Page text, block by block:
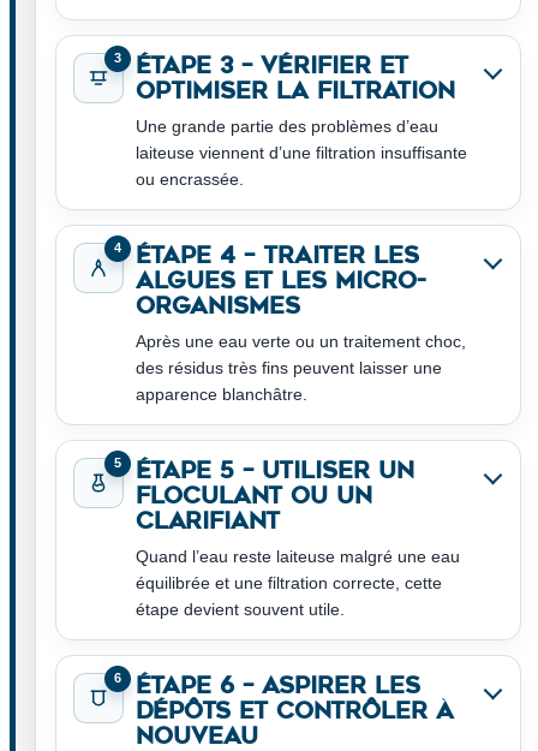
3
Étape 3 – Vérifier et
optimiser la filtration
Une grande partie des problèmes d’eau
laiteuse viennent d’une filtration insuffisante
ou encrassée.
4
Étape 4 – Traiter les
algues et les micro-
organismes
Après une eau verte ou un traitement choc,
des résidus très fins peuvent laisser une
apparence blanchâtre.
5
Étape 5 – Utiliser un
floculant ou un
clarifiant
Quand l’eau reste laiteuse malgré une eau
équilibrée et une filtration correcte, cette
étape devient souvent utile.
6
Étape 6 – Aspirer les
dépôts et contrôler à
nouveau